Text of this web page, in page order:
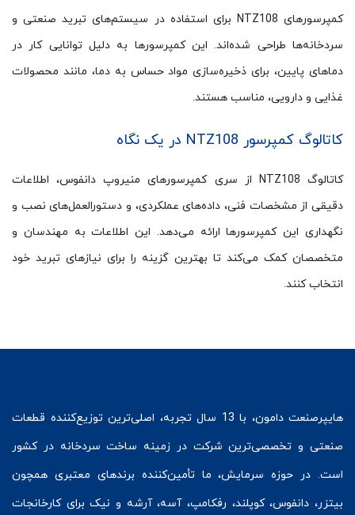
کمپرسورهای NTZ108 برای استفاده در سیستم‌های تبرید صنعتی و
سردخانه‌ها طراحی شده‌اند. این کمپرسورها به دلیل توانایی کار در
دماهای پایین، برای ذخیره‌سازی مواد حساس به دما، مانند محصولات
غذایی و دارویی، مناسب هستند.
کاتالوگ کمپرسور NTZ108 در یک نگاه
کاتالوگ NTZ108 از سری کمپرسورهای منیروپ دانفوس، اطلاعات
دقیقی از مشخصات فنی، داده‌های عملکردی، و دستورالعمل‌های نصب و
نگهداری این کمپرسورها ارائه می‌دهد. این اطلاعات به مهندسان و
متخصصان کمک می‌کند تا بهترین گزینه را برای نیازهای تبرید خود
انتخاب کنند.
هایپرصنعت
دامون، با 13 سال تجربه، اصلی‌ترین توزیع‌کننده قطعات
صنعتی و تخصصی‌ترین شرکت در زمینه ساخت سردخانه در کشور
است. در حوزه سرمایش، ما تأمین‌کننده برندهای معتبری همچون
بیتزر، دانفوس،کوپلند، رفکامپ، آسه، آرشه و نیک برای کارخانجات